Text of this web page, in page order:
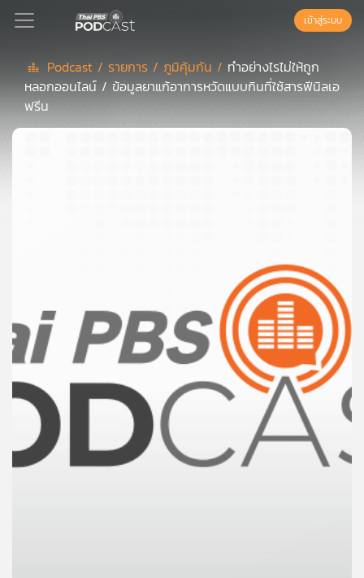
Podcast
สต์
ของ
เพลง
เข้าสู่ระบบ
Podcast / รายการ /ภูมิคุ้มกัน / ทำอย่างไรไม่ให้ถูก
หลอกออนไลน์ / ข้อมูลยาแก้อาการหวัดแบบกินที่ใช้สารฟีนิลเอ
ฟรีน